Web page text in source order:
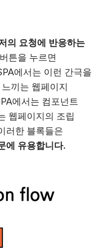
의 요청에 반응하는
튼을 누르면
에서는 이런 간극을
끼는 웹페이지
에서는 컴포넌트
웹페이지의 조립
러한 블록들은
에 유용합니다.